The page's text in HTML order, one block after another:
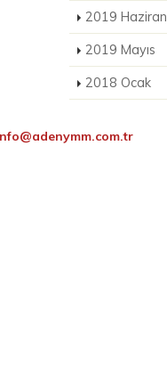
2019 Haziran
2019 Mayıs
2018 Ocak